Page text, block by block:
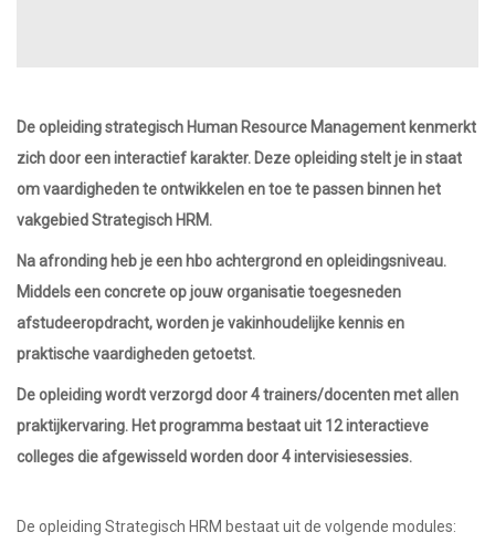
De opleiding strategisch Human Resource Management kenmerkt
zich door een interactief karakter. Deze opleiding stelt je in staat
om vaardigheden te ontwikkelen en toe te passen binnen het
vakgebied Strategisch HRM.
Na afronding heb je een hbo achtergrond en opleidingsniveau.
Middels een concrete op jouw organisatie toegesneden
afstudeeropdracht, worden je vakinhoudelijke kennis en
praktische vaardigheden getoetst.
De opleiding wordt verzorgd door 4 trainers/docenten met allen
praktijkervaring. Het programma bestaat uit 12 interactieve
colleges die afgewisseld worden door 4 intervisiesessies.
De opleiding Strategisch HRM bestaat uit de volgende modules: